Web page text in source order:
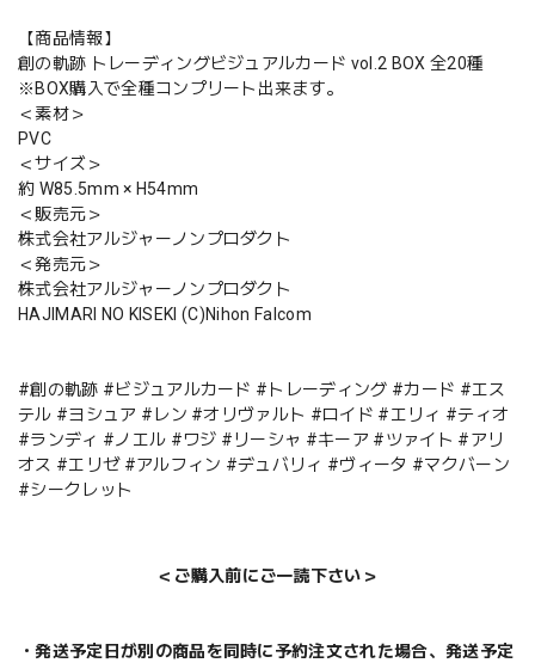
【商品情報】
創の軌跡 トレーディングビジュアルカード vol.2 BOX 全20種
※BOX購入で全種コンプリート出来ます。
＜素材＞
PVC
＜サイズ＞
約 W85.5mm × H54mm
＜販売元＞
株式会社アルジャーノンプロダクト
＜発売元＞
株式会社アルジャーノンプロダクト
HAJIMARI NO KISEKI (C)Nihon Falcom
#創の軌跡 #ビジュアルカード #トレーディング #カード #エス
テル #ヨシュア #レン #オリヴァルト #ロイド #エリィ #ティオ
#ランディ #ノエル #ワジ #リーシャ #キーア #ツァイト #アリ
オス #エリゼ #アルフィン #デュバリィ #ヴィータ #マクバーン
#シークレット
＜ご購入前にご一読下さい＞
・発送予定日が別の商品を同時に予約注文された場合、発送予定